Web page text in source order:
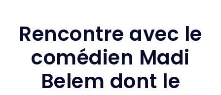
Rencontre avec le
comédien Madi
Belem dont le